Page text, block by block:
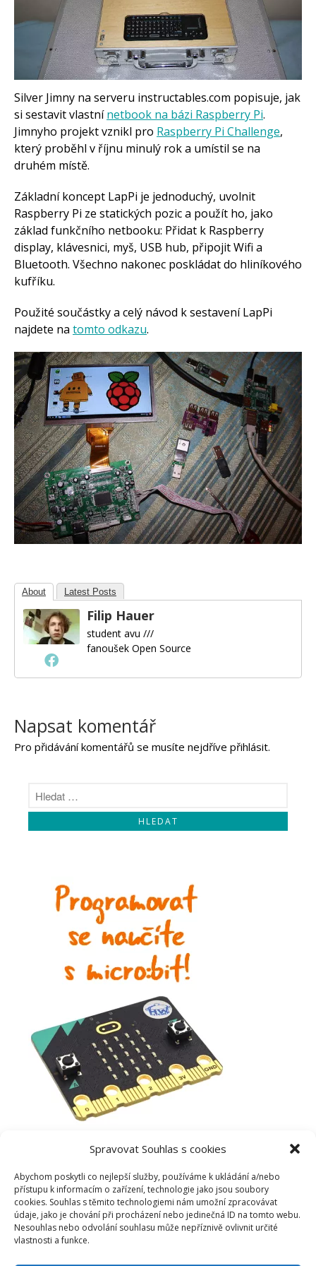
Spravovat Souhlas s cookies
Abychom poskytli co nejlepší služby, používáme k ukládání a/nebo
přístupu k informacím o zařízení, technologie jako jsou soubory
cookies. Souhlas s těmito technologiemi nám umožní zpracovávat
údaje, jako je chování při procházení nebo jedinečná ID na tomto webu.
Nesouhlas nebo odvolání souhlasu může nepříznivě ovlivnit určité
vlastnosti a funkce.
Tinylab
Makeblock
Micro:bit
Videa
Koupit
Silver Jimny na serveru instructables.com popisuje, jak
si sestavit vlastnínetbook na bázi Raspberry Pi.
Jimnyho projekt vznikl pro Raspberry Pi Challenge,
který proběhl v říjnu minulý rok a umístil se na
druhém místě.
Základní koncept LapPi je jednoduchý, uvolnit
Raspberry Pi ze statických pozic a použít ho, jako
základ funkčního netbooku: Přidat k Raspberry
display, klávesnici, myš, USB hub, připojit Wifi a
Bluetooth. Všechno nakonec poskládat do hliníkového
kufříku.
Použité součástky a celý návod k sestavení LapPi
najdete na tomto odkazu.
About Latest Posts
Filip Hauer
student avu ///
fanoušek Open Source
Napsat komentář
Pro přidávání komentářů se musíte nejdříve přihlásit.